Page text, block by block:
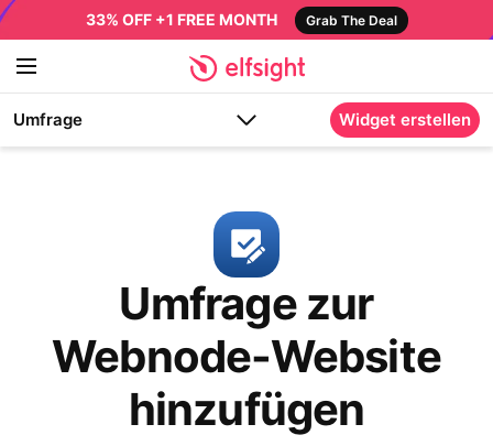
33% OFF +1 FREE MONTH Grab The Deal
Umfrage Widget erstellen
Umfrage zur
Webnode-Website
hinzufügen